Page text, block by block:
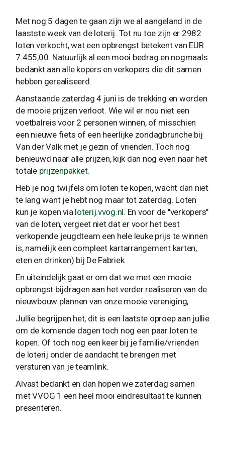
Met nog 5 dagen te gaan zijn we al aangeland in de
laastste week van de loterij. Tot nu toe zijn er 2982
loten verkocht, wat een opbrengst betekent van EUR
7.455,00. Natuurlijk al een mooi bedrag en nogmaals
bedankt aan alle kopers en verkopers die dit samen
hebben gerealiseerd.
Aanstaande zaterdag 4 juni is de trekking en worden
de mooie prijzen verloot. Wie wil er nou niet een
voetbalreis voor 2 personen winnen, of misschien
een nieuwe fiets of een heerlijke zondagbrunche bij
Van der Valk met je gezin of vrienden. Toch nog
benieuwd naar alle prijzen, kijk dan nog even naar het
totale prijzenpakket.
Heb je nog twijfels om loten te kopen, wacht dan niet
te lang want je hebt nog maar tot zaterdag. Loten
kun je kopen via loterij.vvog.nl. En voor de "verkopers"
van de loten, vergeet niet dat er voor het best
verkopende jeugdteam een hele leuke prijs te winnen
is, namelijk een compleet kartarrangement karten,
eten en drinken) bij De Fabriek.
En uiteindelijk gaat er om dat we met een mooie
opbrengst bijdragen aan het verder realiseren van de
nieuwbouw plannen van onze mooie vereniging,
Jullie begrijpen het, dit is een laatste oproep aan jullie
om de komende dagen toch nog een paar loten te
kopen. Of toch nog een keer bij je familie/vrienden
de loterij onder de aandacht te brengen met
versturen van je teamlink.
Alvast bedankt en dan hopen we zaterdag samen
met VVOG 1 een heel mooi eindresultaat te kunnen
presenteren.